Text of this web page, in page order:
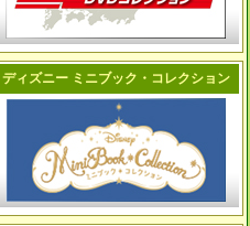
ディズニー ミニブック・コレクション